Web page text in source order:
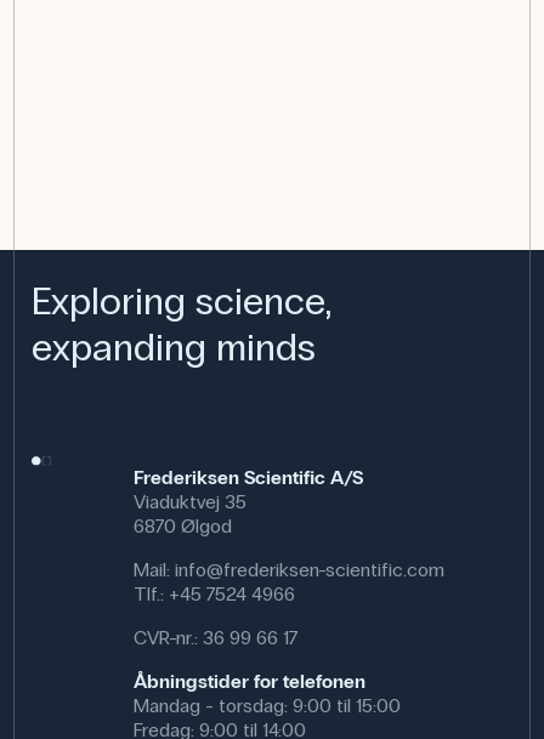
Exploring science,
expanding minds
Frederiksen Scientific A/S
Viaduktvej 35
6870 Ølgod
Mail: info@frederiksen-scientific.com
Tlf.: +45 7524 4966
CVR-nr.: 36 99 66 17
Åbningstider for telefonen
Mandag - torsdag: 9:00 til 15:00
Fredag: 9:00 til 14:00